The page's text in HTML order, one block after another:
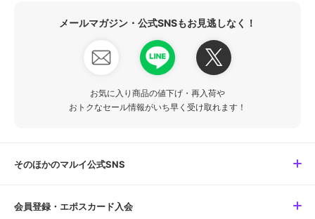
メールマガジン・公式SNSもお見逃しなく！
お気に入り商品の値下げ・再入荷や
おトクなセール情報がいち早く受け取れます！
そのほかのマルイ公式SNS
会員登録・エポスカード入会